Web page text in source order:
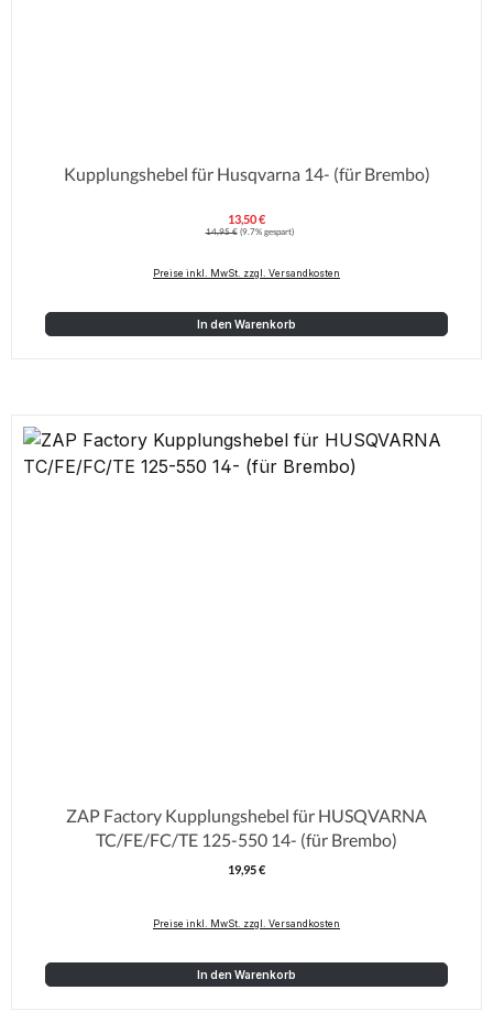
Kupplungshebel für Husqvarna 14- (für Brembo)
Verkaufspreis:
13,50 €
Regulärer Preis:
14,95 € (9.7% gespart)
Preise inkl. MwSt. zzgl. Versandkosten
In den Warenkorb
ZAP Factory Kupplungshebel für HUSQVARNA
TC/FE/FC/TE 125-550 14- (für Brembo)
Regulärer Preis:
19,95 €
Preise inkl. MwSt. zzgl. Versandkosten
In den Warenkorb